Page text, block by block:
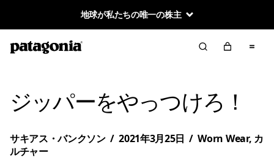
地球が私たちの唯一の株主
ジッパーをやっつけろ！
サキアス・バンクソン / 2021年3月25日 / Worn Wear, カ
ルチャー